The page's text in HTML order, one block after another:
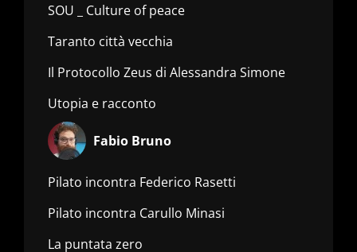
SOU _ Culture of peace
Taranto città vecchia
Il Protocollo Zeus di Alessandra Simone
Utopia e racconto
Fabio Bruno
Pilato incontra Federico Rasetti
Pilato incontra Carullo Minasi
La puntata zero